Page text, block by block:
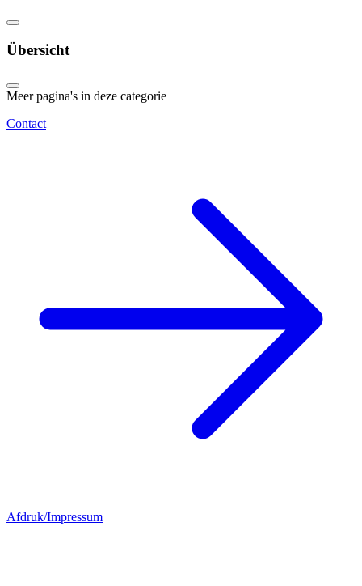
Übersicht
Meer pagina's in deze categorie
Contact
Afdruk/Impressum